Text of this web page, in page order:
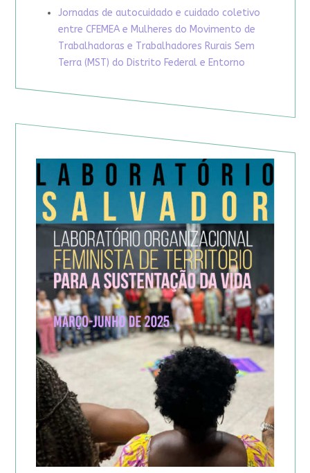
Jornadas de autocuidado e cuidado coletivo
entre CFEMEA e Mulheres do Movimento de
Trabalhadoras e Trabalhadores Rurais Sem
Terra (MST) do Distrito Federal e Entorno